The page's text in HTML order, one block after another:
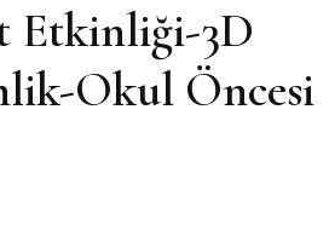
Etkinliği-3D
Okul Öncesi